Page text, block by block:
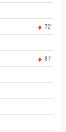
72'
81'